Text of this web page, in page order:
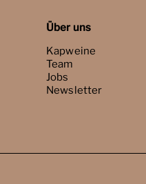
Über uns
Kapweine
Team
Jobs
Newsletter